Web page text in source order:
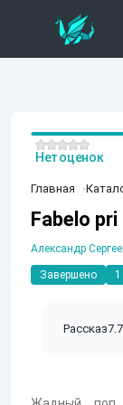
Главная
Fabelo
Александр
Завершено
Рассказ
Нет оценок